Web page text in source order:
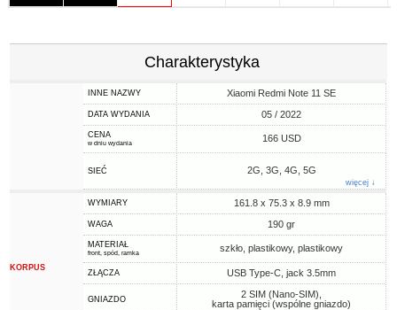
Charakterystyka
INNE NAZWY Xiaomi Redmi Note 11 SE
DATA WYDANIA 05 / 2022
CENA
w dniu wydania 166 USD
SIEĆ 2G, 3G, 4G, 5G
więcej ↓
KORPUS
WYMIARY 161.8 x 75.3 x 8.9 mm
WAGA 190 gr
MATERIAŁ
front, spód, ramka szkło, plastikowy, plastikowy
ZŁĄCZA USB Type-C, jack 3.5mm
GNIAZDO
2 SIM (Nano-SIM),
karta pamięci (wspólne gniazdo)